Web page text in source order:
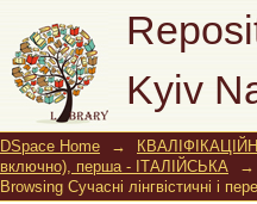
Kyiv
Browsing
комунікація (
DSpace Home →
включно), перша - ІТАЛІЙСЬКА
→
Browsing Сучасні лінгвістичні і